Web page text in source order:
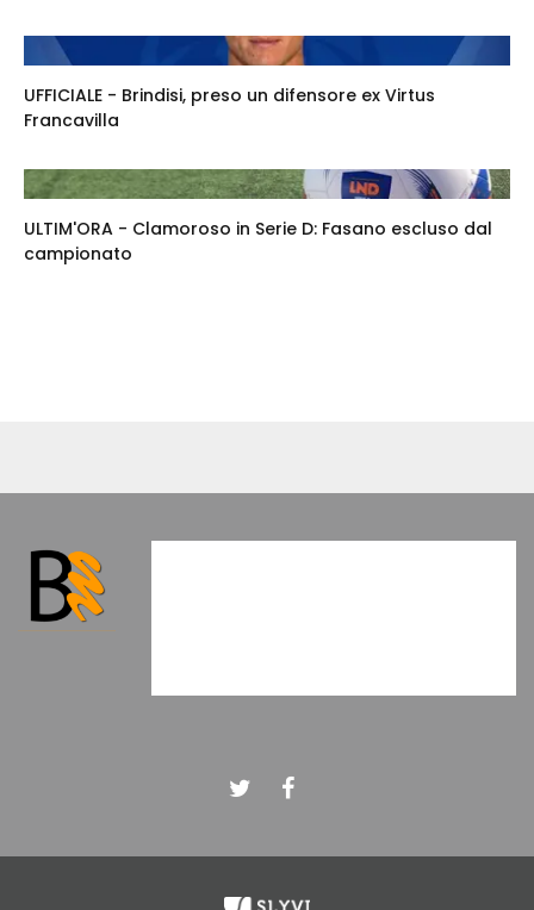
UFFICIALE - Brindisi, preso un difensore ex Virtus
Francavilla
ULTIM'ORA - Clamoroso in Serie D: Fasano escluso dal
campionato